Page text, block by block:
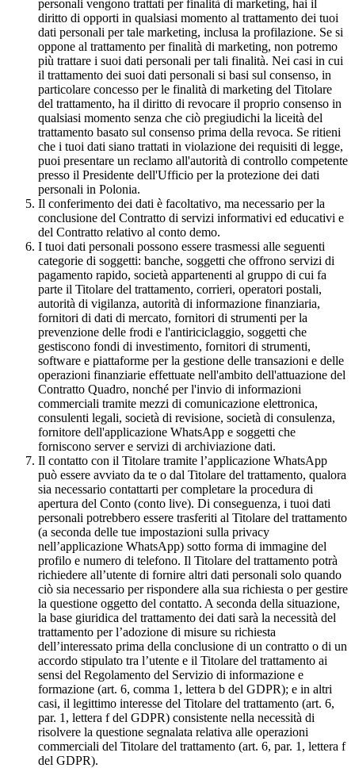
personali vengono trattati per finalità di marketing, hai il
diritto di opporti in qualsiasi momento al trattamento dei tuoi
dati personali per tale marketing, inclusa la profilazione. Se si
oppone al trattamento per finalità di marketing, non potremo
più trattare i suoi dati personali per tali finalità. Nei casi in cui
il trattamento dei suoi dati personali si basi sul consenso, in
particolare concesso per le finalità di marketing del Titolare
del trattamento, ha il diritto di revocare il proprio consenso in
qualsiasi momento senza che ciò pregiudichi la liceità del
trattamento basato sul consenso prima della revoca. Se ritieni
che i tuoi dati siano trattati in violazione dei requisiti di legge,
puoi presentare un reclamo all'autorità di controllo competente
presso il Presidente dell'Ufficio per la protezione dei dati
personali in Polonia.
Il conferimento dei dati è facoltativo, ma necessario per la
conclusione del Contratto di servizi informativi ed educativi e
del Contratto relativo al conto demo.
I tuoi dati personali possono essere trasmessi alle seguenti
categorie di soggetti: banche, soggetti che offrono servizi di
pagamento rapido, società appartenenti al gruppo di cui fa
parte il Titolare del trattamento, corrieri, operatori postali,
autorità di vigilanza, autorità di informazione finanziaria,
fornitori di dati di mercato, fornitori di strumenti per la
prevenzione delle frodi e l'antiriciclaggio, soggetti che
gestiscono fondi di investimento, fornitori di strumenti,
software e piattaforme per la gestione delle transazioni e delle
operazioni finanziarie effettuate nell'ambito dell'attuazione del
Contratto Quadro, nonché per l'invio di informazioni
commerciali tramite mezzi di comunicazione elettronica,
consulenti legali, società di revisione, società di consulenza,
fornitore dell'applicazione WhatsApp e soggetti che
forniscono server e servizi di archiviazione dati.
Il contatto con il Titolare tramite l’applicazione WhatsApp
può essere avviato da te o dal Titolare del trattamento, qualora
sia necessario contattarti per completare la procedura di
apertura del Conto (conto live). Di conseguenza, i tuoi dati
personali potrebbero essere trasferiti al Titolare del trattamento
(a seconda delle tue impostazioni sulla privacy
nell’applicazione WhatsApp) sotto forma di immagine del
profilo e numero di telefono. Il Titolare del trattamento potrà
richiedere all’utente di fornire altri dati personali solo quando
ciò sia necessario per rispondere alla sua richiesta o per gestire
la questione oggetto del contatto. A seconda della situazione,
la base giuridica del trattamento dei dati sarà la necessità del
trattamento per l’adozione di misure su richiesta
dell’interessato prima della conclusione di un contratto o di un
accordo stipulato tra l’utente e il Titolare del trattamento ai
sensi del Regolamento del Servizio di informazione e
formazione (art. 6, comma 1, lettera b del GDPR); e in altri
casi, il legittimo interesse del Titolare del trattamento (art. 6,
par. 1, lettera f del GDPR) consistente nella necessità di
risolvere la questione segnalata relativa alle operazioni
commerciali del Titolare del trattamento (art. 6, par. 1, lettera f
del GDPR).